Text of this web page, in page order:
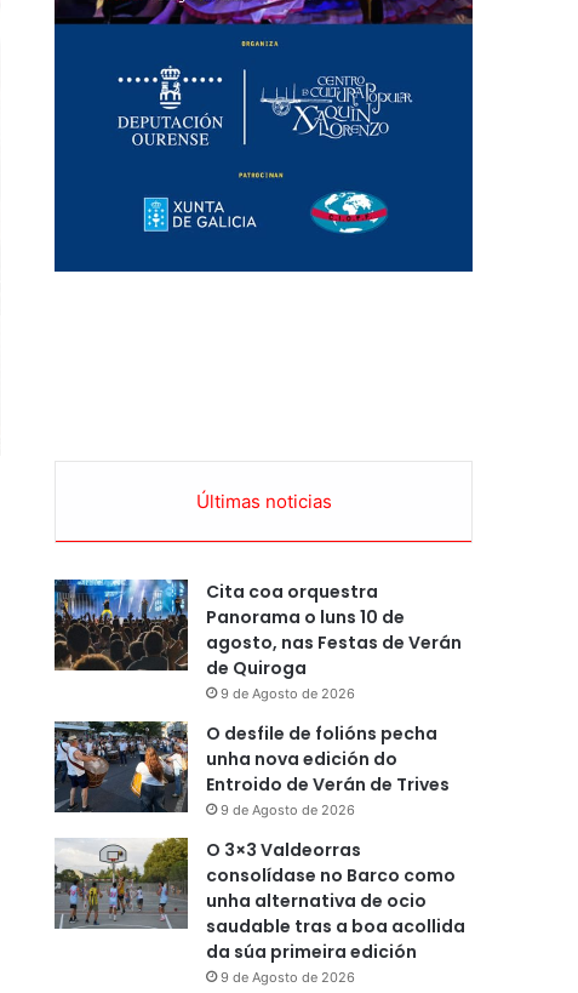
Últimas noticias
Cita coa orquestra
Panorama o luns 10 de
agosto, nas Festas de Verán
de Quiroga
9 de Agosto de 2026
O desfile de folións pecha
unha nova edición do
Entroido de Verán de Trives
9 de Agosto de 2026
O 3×3 Valdeorras
consolídase no Barco como
unha alternativa de ocio
saudable tras a boa acollida
da súa primeira edición
9 de Agosto de 2026